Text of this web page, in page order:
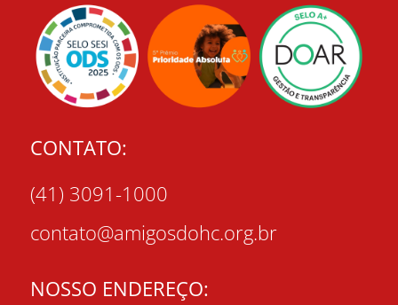
CONTATO:
(41) 3091-1000
contato@amigosdohc.org.br
NOSSO ENDEREÇO: